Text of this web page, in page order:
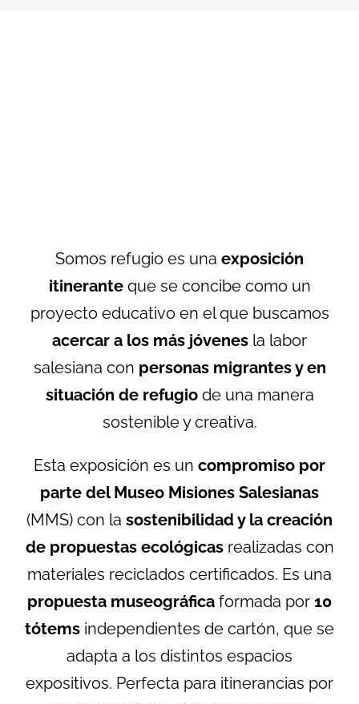
Somos refugio es una exposición
itineranteque se concibe como un
proyecto educativo en el que buscamos
acercar a los más jóvenes la labor
salesiana con personas migrantes y en
situación de refugiode una manera
sostenible y creativa.
Esta exposición es un compromiso por
parte del Museo Misiones Salesianas
(MMS) con la sostenibilidad y la creación
de propuestas ecológicasrealizadas con
materiales reciclados certificados. Es una
propuesta museográfica formada por 10
tótems independientes de cartón, que se
adapta a los distintos espacios
expositivos. Perfecta para itinerancias por